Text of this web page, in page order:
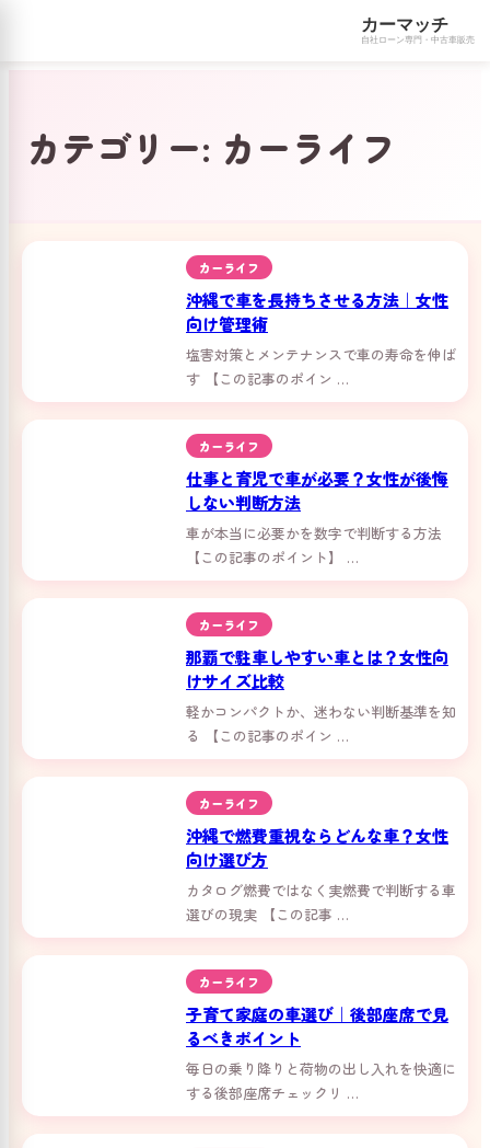
カーマッチ
自社ローン専門・中古車販売
カテゴリー: カーライフ
カーライフ
沖縄で車を長持ちさせる方法｜女性
向け管理術
塩害対策とメンテナンスで車の寿命を伸ば
す 【この記事のポイン …
カーライフ
仕事と育児で車が必要？女性が後悔
しない判断方法
車が本当に必要かを数字で判断する方法
【この記事のポイント】 …
カーライフ
那覇で駐車しやすい車とは？女性向
けサイズ比較
軽かコンパクトか、迷わない判断基準を知
る 【この記事のポイン …
カーライフ
沖縄で燃費重視ならどんな車？女性
向け選び方
カタログ燃費ではなく実燃費で判断する車
選びの現実 【この記事 …
カーライフ
子育て家庭の車選び｜後部座席で見
るべきポイント
毎日の乗り降りと荷物の出し入れを快適に
する後部座席チェックリ …